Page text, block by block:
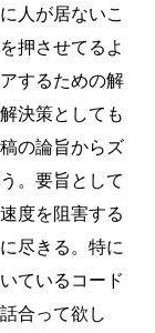
人が居ないこ
押させてるよ
するための解
決策としても
の論旨からズ
。要旨として
度を阻害する
尽きる。特に
ているコード
合って欲し